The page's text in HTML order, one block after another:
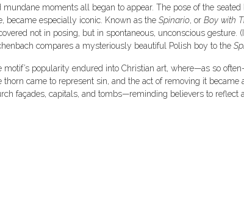
mundane moments all began to appear. The pose of the
became especially iconic. Known as the Spinario, or Boy with
not in posing, but in spontaneous, unconscious gesture.
compares a mysteriously beautiful Polish boy to the
motif’s popularity endured into Christian art, where—as so
thorn came to represent sin, and the act of removing it
façades, capitals, and tombs—reminding believers to reflect